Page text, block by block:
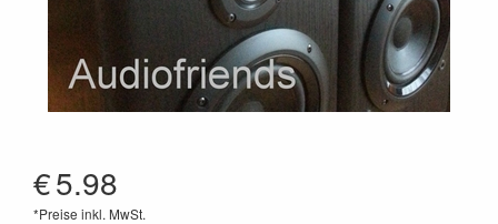
€5.98
*Preise inkl. MwSt.